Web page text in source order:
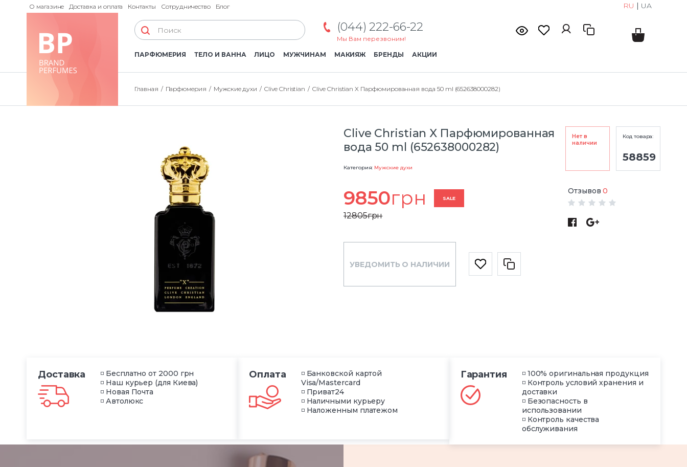
О магазине Доставка и оплата Контакты Сотрудничество Блог RU | UA
(044) 222-66-22
Мы Вам перезвоним!
ПАРФЮМЕРИЯ ТЕЛО И ВАННА ЛИЦО МУЖЧИНАМ МАКИЯЖ БРЕНДЫ АКЦИИ
Главная Парфюмерия Мужские духи Clive Christian Clive Christian X Парфюмированная вода 50 ml (652638000282)
Clive Christian X Парфюмированная
вода 50 ml (652638000282)
Категория: Мужские духи
Нет в
наличии
Код товара:
58859
9850грн
12805грн
SALE
Отзывов 0
УВЕДОМИТЬ О НАЛИЧИИ
Доставка
◽ Бесплатно от 2000 грн
◽ Наш курьер (для Киева)
◽ Новая Почта
◽ Автолюкс
Оплата
◽ Банковской картой
Visa/Mastercard
◽ Приват24
◽ Наличными курьеру
◽ Наложенным платежом
Гарантия
◽ 100% оригинальная продукция
◽ Контроль условий хранения и
доставки
◽ Безопасность в
использовании
◽ Контроль качества
обслуживания